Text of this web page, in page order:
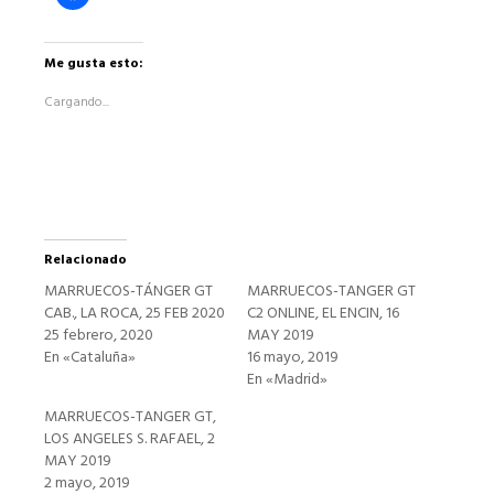
en
Facebook
en
Me gusta esto:
Cargando...
Relacionado
MARRUECOS-TÁNGER GT
CAB., LA ROCA, 25 FEB 2020
25 febrero, 2020
En «Cataluña»
MARRUECOS-TANGER GT
C2 ONLINE, EL ENCIN, 16
MAY 2019
16 mayo, 2019
En «Madrid»
MARRUECOS-TANGER GT,
LOS ANGELES S. RAFAEL, 2
MAY 2019
2 mayo, 2019